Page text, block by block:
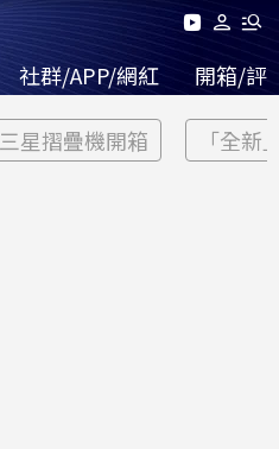
社群/APP/網紅 開箱/評
三星摺疊機開箱 「全新